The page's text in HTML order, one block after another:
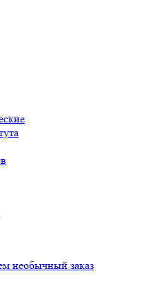
необычный заказ